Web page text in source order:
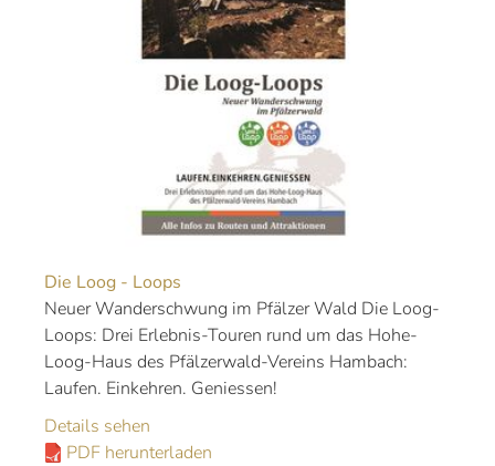
Die Loog - Loops
Neuer Wanderschwung im Pfälzer Wald Die Loog-
Loops: Drei Erlebnis-Touren rund um das Hohe-
Loog-Haus des Pfälzerwald-Vereins Hambach:
Laufen. Einkehren. Geniessen!
Details sehen
PDF herunterladen